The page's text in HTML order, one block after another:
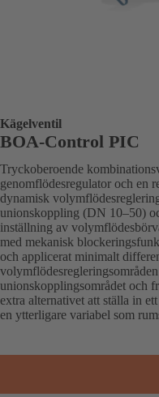
Kägelventil
BOA-Control PIC
Tryckoberoende
genomflödesregulator och en
dynamisk
unionskoppling (DN 10–50)
inställning av
med mekanisk
och applicerat minimalt
unionskopplingsområdet och
extra alternativet att ställa in
en ytterligare variabel som